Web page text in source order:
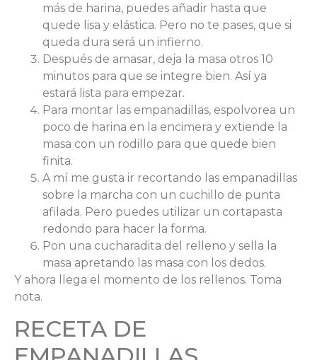
más de harina, puedes añadir hasta que
quede lisa y elástica. Pero no te pases, que si
queda dura será un infierno.
Después de amasar, deja la masa otros 10
minutos para que se integre bien. Así ya
estará lista para empezar.
Para montar las empanadillas, espolvorea un
poco de harina en la encimera y extiende la
masa con un rodillo para que quede bien
finita.
A mí me gusta ir recortando las empanadillas
sobre la marcha con un cuchillo de punta
afilada. Pero puedes utilizar un cortapasta
redondo para hacer la forma.
Pon una cucharadita del relleno y sella la
masa apretando las masa con los dedos.
Y ahora llega el momento de los rellenos. Toma
nota.
RECETA DE